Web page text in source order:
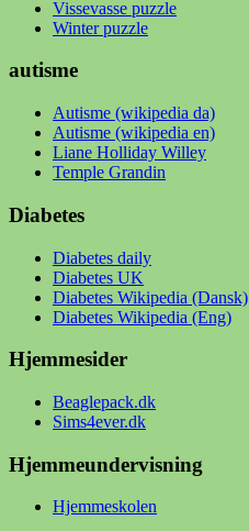
Vissevasse puzzle
Winter puzzle
autisme
Autisme (wikipedia da)
Autisme (wikipedia en)
Liane Holliday Willey
Temple Grandin
Diabetes
Diabetes daily
Diabetes UK
Diabetes Wikipedia (Dansk)
Diabetes Wikipedia (Eng)
Hjemmesider
Beaglepack.dk
Sims4ever.dk
Hjemmeundervisning
Hjemmeskolen